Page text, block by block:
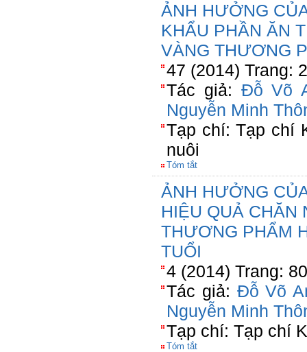
ẢNH HƯỞNG
KHẨU PHẦN ĂN
VÀNG THƯƠNG
47 (2014) Trang:
Tác giả: Đỗ Võ
Nguyễn Minh
Tạp chí: Tạp chí
nuôi
Tóm tắt
ẢNH HƯỞNG
HIỆU QUẢ CHĂN
THƯƠNG PHẨM
TUỔI
4 (2014) Trang:
Tác giả: Đỗ Võ
Nguyễn Minh
Tạp chí: Tạp chí
Tóm tắt